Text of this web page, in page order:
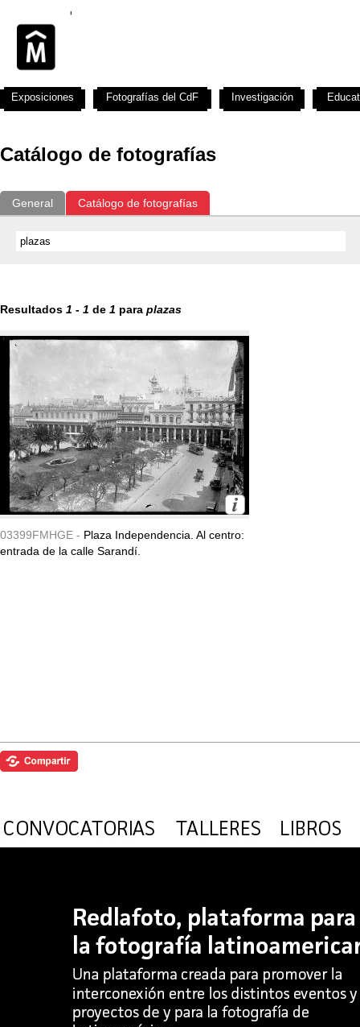
Catálogo de fotografías
General Catálogo de fotografías
Resultados 1 - 1 de 1 para plazas
03399FMHGE - Plaza Independencia. Al centro:
entrada de la calle Sarandí.
Exposiciones Fotografías del CdF Investigación